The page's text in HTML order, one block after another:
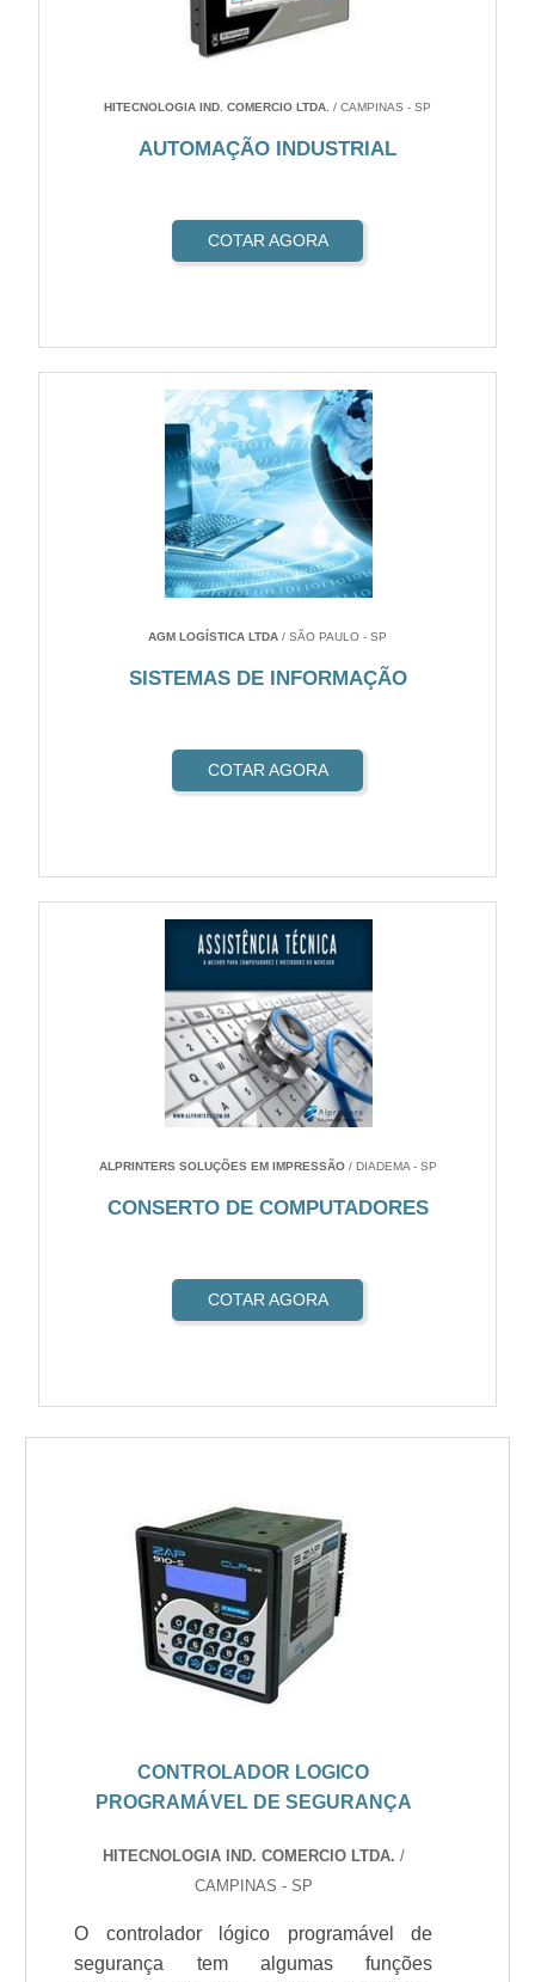
HITECNOLOGIA IND. COMERCIO LTDA. / CAMPINAS - SP
AUTOMAÇÃO INDUSTRIAL
COTAR AGORA
AGM LOGÍSTICA LTDA / SÃO PAULO - SP
SISTEMAS DE INFORMAÇÃO
COTAR AGORA
ALPRINTERS SOLUÇÕES EM IMPRESSÃO/ DIADEMA - SP
CONSERTO DE COMPUTADORES
COTAR AGORA
CONTROLADOR LOGICO
PROGRAMÁVEL DE SEGURANÇA
HITECNOLOGIA IND. COMERCIO LTDA. /
CAMPINAS - SP
O controlador lógico programável de
segurança tem algumas funções